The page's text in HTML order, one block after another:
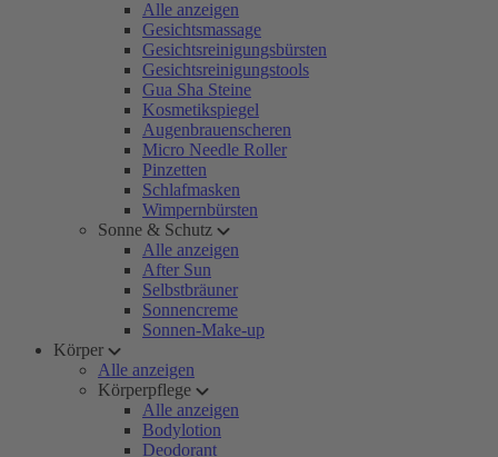
Alle anzeigen
Gesichtsmassage
Gesichtsreinigungsbürsten
Gesichtsreinigungstools
Gua Sha Steine
Kosmetikspiegel
Augenbrauenscheren
Micro Needle Roller
Pinzetten
Schlafmasken
Wimpernbürsten
Sonne & Schutz
Alle anzeigen
After Sun
Selbstbräuner
Sonnencreme
Sonnen-Make-up
Körper
Alle anzeigen
Körperpflege
Alle anzeigen
Bodylotion
Deodorant